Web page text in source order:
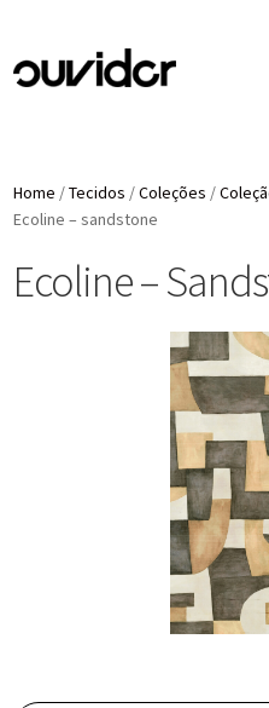
Home /Tecidos /Coleções /
Ecoline – sandstone
Ecoline –